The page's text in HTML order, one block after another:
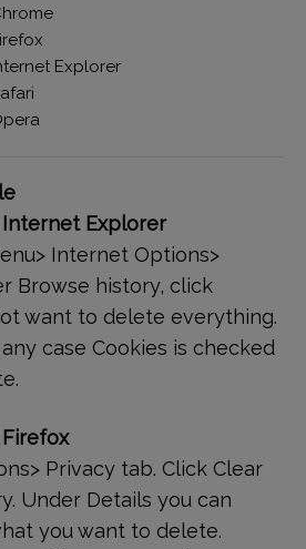
Explorer
Explorer
Internet Options>
Browse history, click
want to delete everything.
case Cookies is checked
Privacy tab. Click Clear
Under Details you can
you want to delete.